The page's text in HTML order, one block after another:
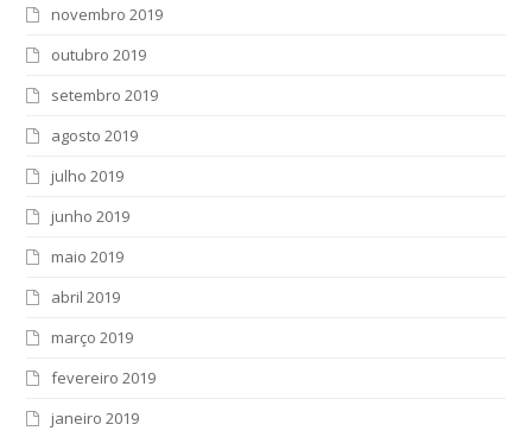
novembro 2019
outubro 2019
setembro 2019
agosto 2019
julho 2019
junho 2019
maio 2019
abril 2019
março 2019
fevereiro 2019
janeiro 2019